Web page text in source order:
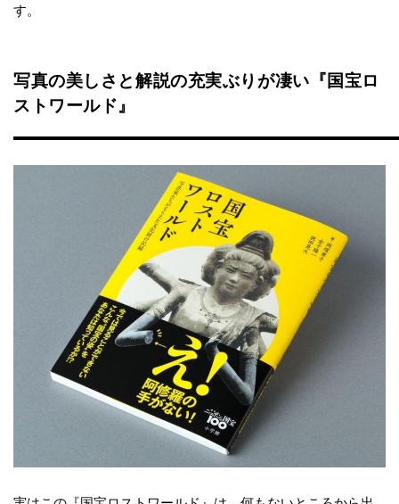
す。
写真の美しさと解説の充実ぶりが凄い『国宝ロ
ストワールド』